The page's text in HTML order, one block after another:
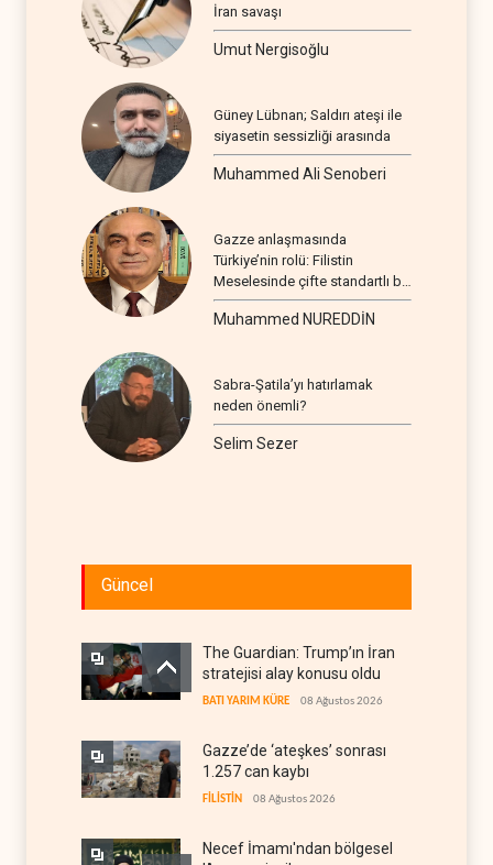
İran savaşı
Umut Nergisoğlu
Güney Lübnan; Saldırı ateşi ile
siyasetin sessizliği arasında
Muhammed Ali Senoberi
Gazze anlaşmasında
Türkiye’nin rolü: Filistin
Meselesinde çifte standartlı bir
seyir
Muhammed NUREDDİN
Sabra-Şatila’yı hatırlamak
neden önemli?
Selim Sezer
Güncel
The Guardian: Trump’ın İran
stratejisi alay konusu oldu
BATI YARIM KÜRE 08 Ağustos 2026
Gazze’de ‘ateşkes’ sonrası
1.257 can kaybı
FİLİSTİN 08 Ağustos 2026
Necef İmamı'ndan bölgesel